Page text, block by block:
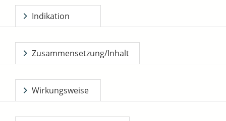
Indikation
Zusammensetzung/Inhalt
Wirkungsweise